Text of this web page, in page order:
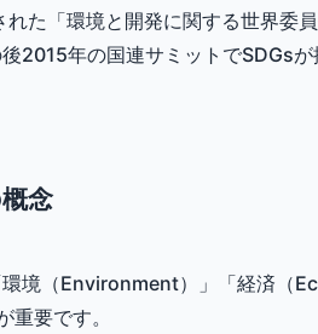
た「環境と開発に関する世界委
2015年の国連サミットでSDGs
念
境（Environment）」「経済（
要です。